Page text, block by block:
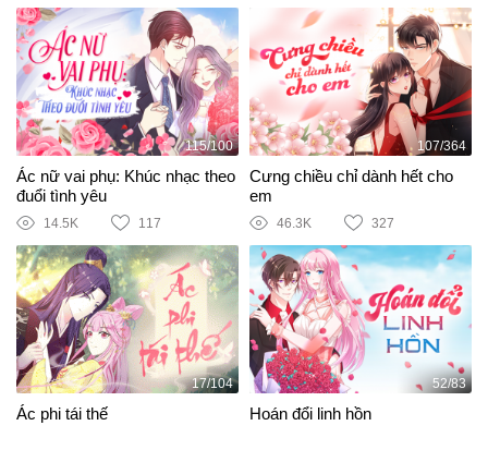
115/100
Ác nữ vai phụ: Khúc nhạc theo
đuổi tình yêu
14.5K 117
107/364
Cưng chiều chỉ dành hết cho
em
46.3K 327
17/104
Ác phi tái thế
52/83
Hoán đổi linh hồn